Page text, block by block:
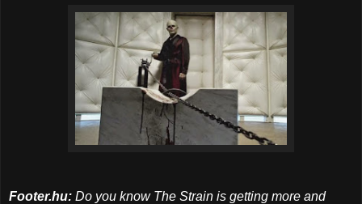
Footer.hu: Do you know The Strain is getting more and